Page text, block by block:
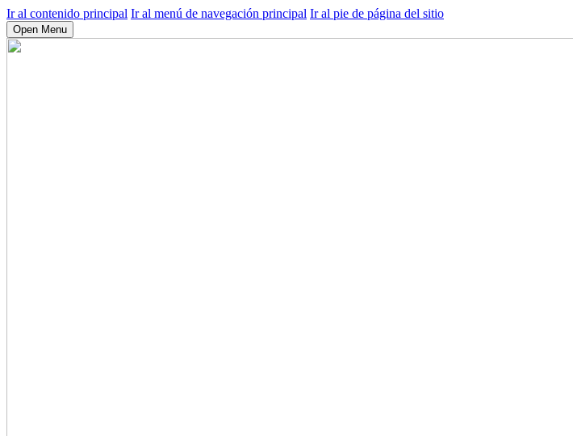
Ir al contenido principal Ir al menú de navegación principal Ir al pie de página del sitio
Open Menu